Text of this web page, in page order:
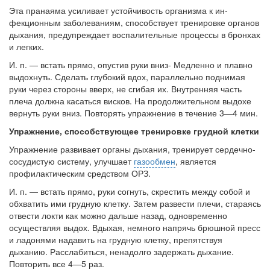
острой кардиотоксичности и
роста сопутствующих
осложнений от...
Закон о праве родителей находиться с детьми в
реанимации внесен в Госдуму
Соответствующий
законопроект внесен в
палату на
рассмотрение. Суть его
заключается в
нахождении одного из
больничной палате
бесплатно, в течении всего срока лечения...
Эта пранаяма усиливает устойчивость организма к ин­
фекционным заболеваниям, способствует тренировке ор­ганов
дыхания, предупреждает воспалительные процессы в бронхах
и легких.
И. п. — встать прямо, опустив руки вниз- Медленно и плавно
выдохнуть. Сделать глубокий вдох, параллельно поднимая
руки через стороны вверх, не сгибая их. Внут­ренняя часть
плеча должна касаться висков. На продол­жительном выдохе
вернуть руки вниз. Повторять упраж­нение в течение 3—4 мин.
Упражнение, способствующее тренировке грудной клетки
Упражнение развивает органы дыхания, тренирует сердечно-
сосудистую систему, улучшает газообмен, явля­ется
профилактическим средством ОРЗ.
И. п. — встать прямо, руки согнуть, скрестить между собой и
обхватить ими грудную клетку. Затем развести плечи, стараясь
отвести локти как можно дальше назад, одновременно
осуществляя выдох. Вды­хая, немного напрячь брюшной пресс
и ладонями на­давить на грудную клетку, препятствуя
дыханию. Рас­слабиться, ненадолго задержать дыхание.
Повторить все 4—5 раз.